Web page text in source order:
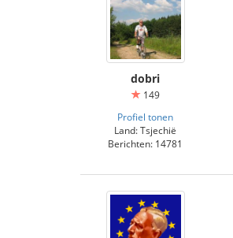
dobri
149
Profiel tonen
Land: Tsjechië
Berichten: 14781